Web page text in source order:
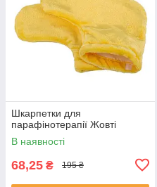
Шкарпетки для
парафінотерапії Жовті
В наявності
68,25 ₴ 195 ₴